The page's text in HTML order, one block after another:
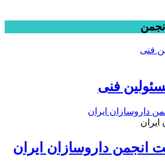
فنی
ایران
انجمن داروسازان ایران